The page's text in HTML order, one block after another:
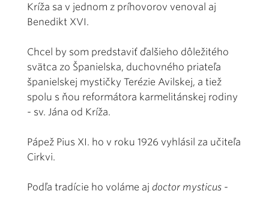
Kríža sa v jednom z príhovorov venoval aj
Benedikt XVI.
Chcel by som predstaviť ďalšieho dôležitého
svätca zo Španielska, duchovného priateľa
španielskej mystičky Terézie Avilskej, a tiež
spolu s ňou reformátora karmelitánskej rodiny
- sv. Jána od Kríža.
Pápež Pius XI. ho v roku 1926 vyhlásil za učiteľa
Cirkvi.
Podľa tradície ho voláme aj doctor mysticus -